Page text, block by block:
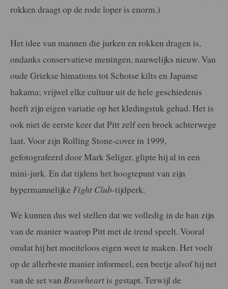
rokken draagt op de rode loper is enorm.)
Het idee van mannen die jurken en rokken dragen is,
ondanks conservatieve meningen, nauwelijks nieuw. Van
oude Griekse himations tot Schotse kilts en Japanse
hakama; vrijwel elke cultuur uit de hele geschiedenis
heeft zijn eigen variatie op het kledingstuk gehad. Het is
ook niet de eerste keer dat Pitt zelf een broek achterwege
laat. Voor zijn Rolling Stone-cover in 1999,
gefotografeerd door Mark Seliger, glipte hij al in een
mini-jurk. En dat tijdens het hoogtepunt van zijn
hypermannelijke Fight Club-tijdperk.
We kunnen dus wel stellen dat we volledig in de ban zijn
van de manier waarop Pitt met de trend speelt. Vooral
omdat hij het moeiteloos eigen weet te maken. Het voelt
op de allerbeste manier informeel, een beetje alsof hij net
van de set van Braveheart is gestapt. Terwijl de